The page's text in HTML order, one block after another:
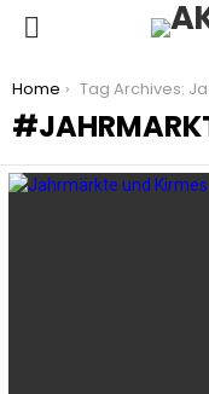
You are here:
Home Tag Archives: Jahrmarkt Berlin 2025